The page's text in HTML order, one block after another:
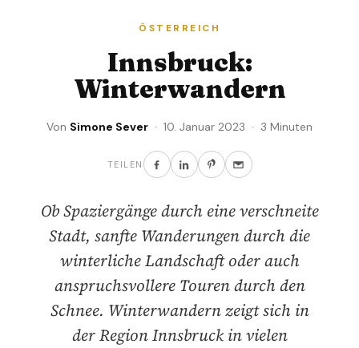
ÖSTERREICH
Innsbruck:
Winterwandern
Von Simone Sever · 10. Januar 2023 · 3 Minuten
TEILEN
Ob Spaziergänge durch eine verschneite
Stadt, sanfte Wanderungen durch die
winterliche Landschaft oder auch
anspruchsvollere Touren durch den
Schnee. Winterwandern zeigt sich in
der Region Innsbruck in vielen